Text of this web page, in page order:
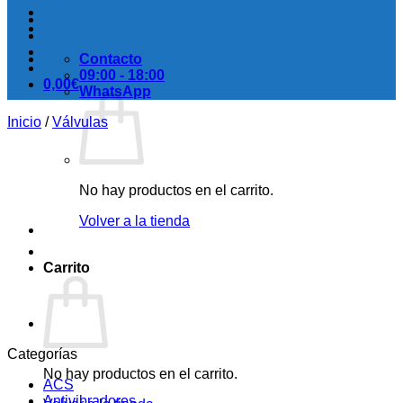
0,00€
No hay productos en el carrito.
Volver a la tienda
Carrito
No hay productos en el carrito.
Contacto
09:00 - 18:00
WhatsApp
Inicio / Válvulas
Categorías
ACS